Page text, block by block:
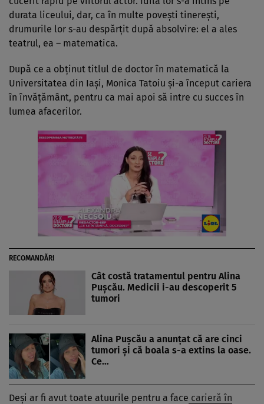
durata liceului, dar, ca în multe povești tinerești,
drumurile lor s-au despărțit după absolvire: el a ales
teatrul, ea – matematica.
După ce a obținut titlul de doctor în matematică la
Universitatea din Iași, Monica Tatoiu și-a început cariera
în învățământ, pentru ca mai apoi să intre cu succes în
lumea afacerilor.
RECOMANDĂRI
Cât costă tratamentul pentru Alina
Pușcău. Medicii i-au descoperit 5
tumori
Alina Pușcău a anunțat că are cinci
tumori și că boala s-a extins la oase.
Ce…
Deși ar fi avut toate atuurile pentru a face carieră în